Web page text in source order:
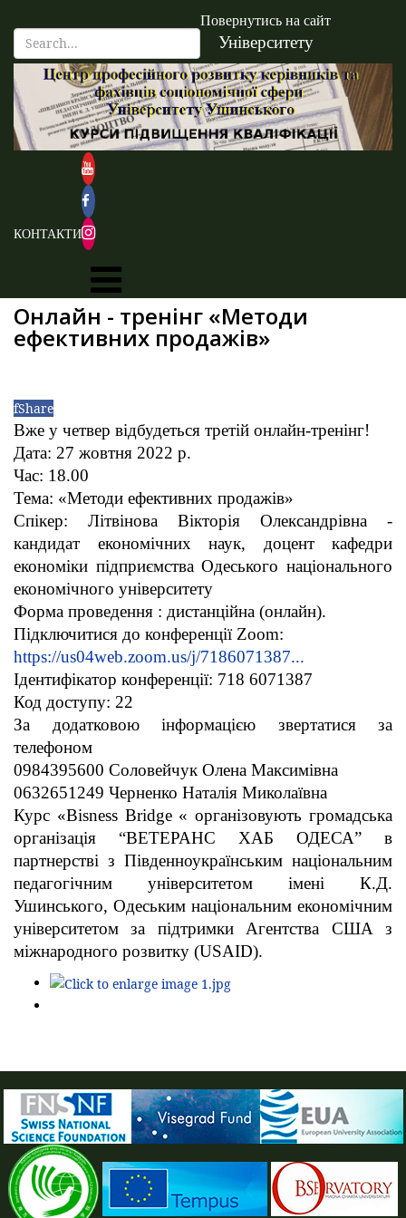
Повернутись на сайт
Університету
КОНТАКТИ
Онлайн - тренінг «Методи
ефективних продажів»
fShare
Вже у четвер відбудеться третій онлайн-тренінг!
Дата: 27 жовтня 2022 р.
Час: 18.00
Тема: «Методи ефективних продажів»
Спікер: Літвінова Вікторія Олександрівна -
кандидат економічних наук, доцент кафедри
економіки підприємства Одеського національного
економічного університету
Форма проведення : дистанційна (онлайн).
Підключитися до конференції Zoom:
https://us04web.zoom.us/j/7186071387...
Ідентифікатор конференції: 718 6071387
Код доступу: 22
За додатковою інформацією звертатися за
телефоном
0984395600 Соловейчук Олена Максимівна
0632651249 Черненко Наталія Миколаївна
Курс «Bisness Bridge « організовують громадська
організація “ВЕТЕРАНС ХАБ ОДЕСА” в
партнерстві з Південноукраїнським національним
педагогічним університетом імені К.Д.
Ушинського, Одеським національним економічним
університетом за підтримки Агентства США з
міжнародного розвитку (USAID).